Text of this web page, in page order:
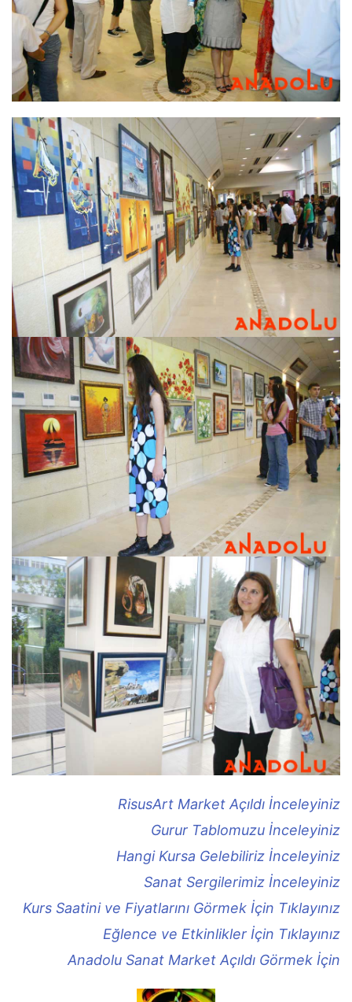
RisusArt Market Açıldı İnceleyiniz
Gurur Tablomuzu İnceleyiniz
Hangi Kursa Gelebiliriz İnceleyiniz
Sanat Sergilerimiz İnceleyiniz
Kurs Saatini ve Fiyatlarını Görmek İçin Tıklayınız
Eğlence ve Etkinlikler İçin Tıklayınız
Anadolu Sanat Market Açıldı Görmek İçin